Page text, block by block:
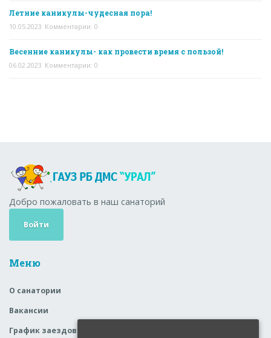
Летние каникулы-чудесная пора!
10.05.2023 Комментарии: 0
Весенние каникулы- как провести время с пользой!
06.02.2023 Комментарии: 0
Добро пожаловать в наш санаторий
Войти
Меню
О санатории
Вакансии
График заездов